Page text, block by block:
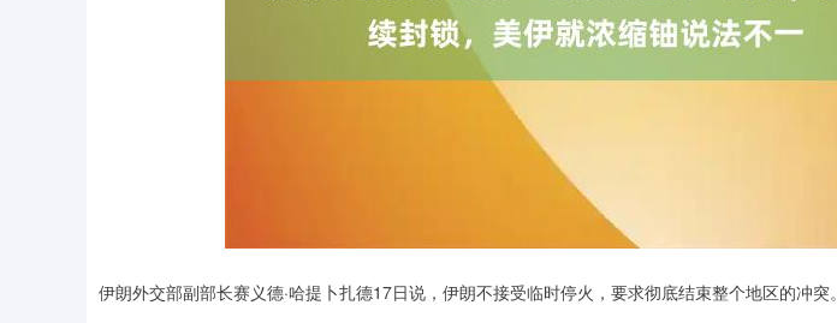
伊朗外交部副部长赛义德·哈提卜扎德17日说，伊朗不接受临时停火，要求彻底结束整个地区的冲突。